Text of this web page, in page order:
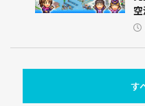
す